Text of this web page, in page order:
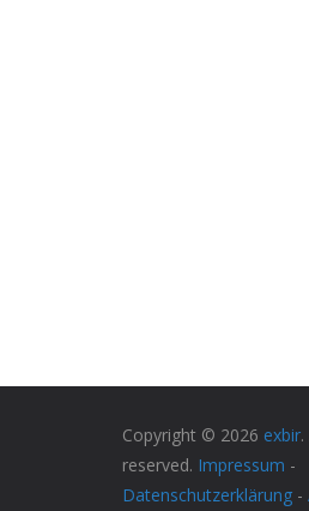
Copyright © 2026 exbir
reserved. Impressum -
Datenschutzerklärung -